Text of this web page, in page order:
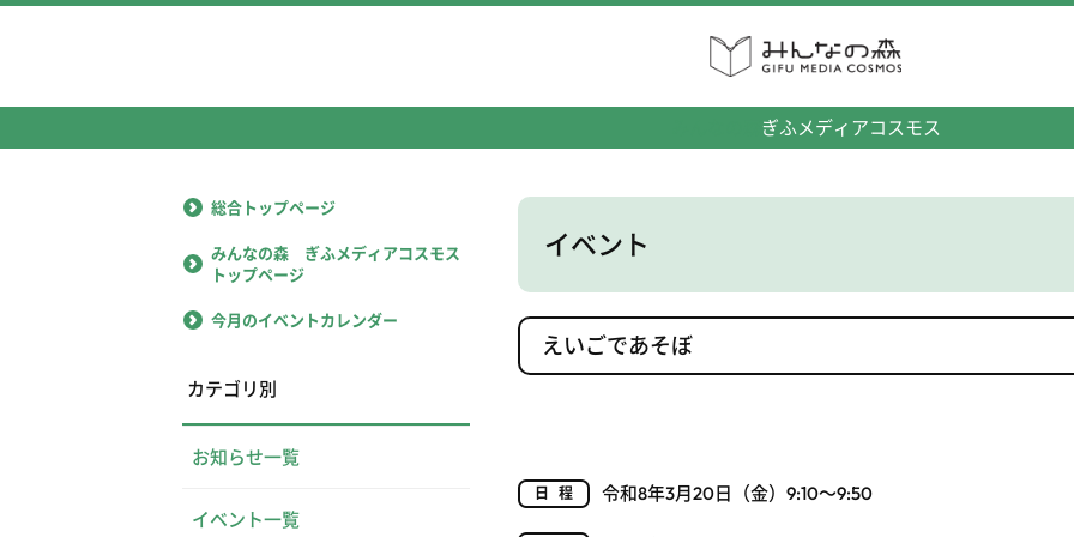
ぎふメディアコスモス
イベント
えいごであそぼ
日程 令和8年3月20日（金）9:10～9:50
総合トップページ
みんなの森 ぎふメディアコスモス
トップページ
今月のイベントカレンダー
カテゴリ別
お知らせ一覧
イベント一覧